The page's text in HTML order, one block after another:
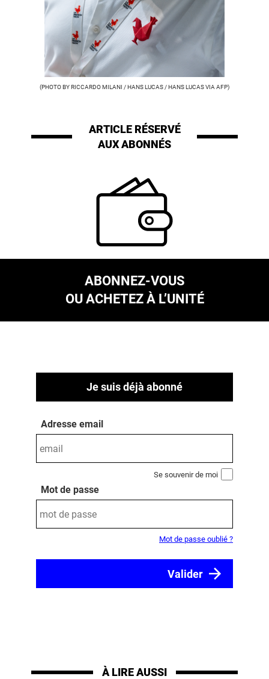
(PHOTO BY RICCARDO MILANI / HANS LUCAS / HANS LUCAS VIA AFP)
ARTICLE RÉSERVÉ
AUX ABONNÉS
ABONNEZ-VOUS
OU ACHETEZ À L’UNITÉ
Je suis déjà abonné
Adresse email
Se souvenir de moi
Mot de passe
Mot de passe oublié ?
À LIRE AUSSI